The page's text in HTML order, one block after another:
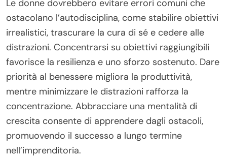
Le donne dovrebbero evitare errori comuni che
ostacolano l’autodisciplina, come stabilire obiettivi
irrealistici, trascurare la cura di sé e cedere alle
distrazioni. Concentrarsi su obiettivi raggiungibili
favorisce la resilienza e uno sforzo sostenuto. Dare
priorità al benessere migliora la produttività,
mentre minimizzare le distrazioni rafforza la
concentrazione. Abbracciare una mentalità di
crescita consente di apprendere dagli ostacoli,
promuovendo il successo a lungo termine
nell’imprenditoria.